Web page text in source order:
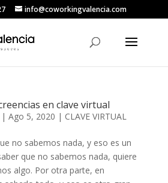
info@coworkingvalencia.com
en clave virtual
| Ago 5, 2020 | CLAVE VIRTUAL
no sabemos nada, y eso es un
que no sabemos nada, quiere
algo. Por otra parte, en